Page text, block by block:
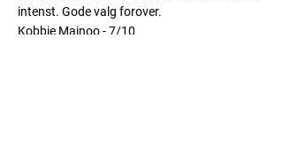
intenst. Gode valg forover.
Kobbie Mainoo- 7/10